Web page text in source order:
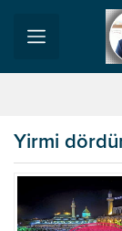
Yirmi